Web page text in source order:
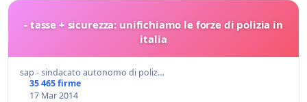
- tasse + sicurezza: unifichiamo le forze di polizia in
italia
sap - sindacato autonomo di poliz…
35 465 firme
17 Mar 2014